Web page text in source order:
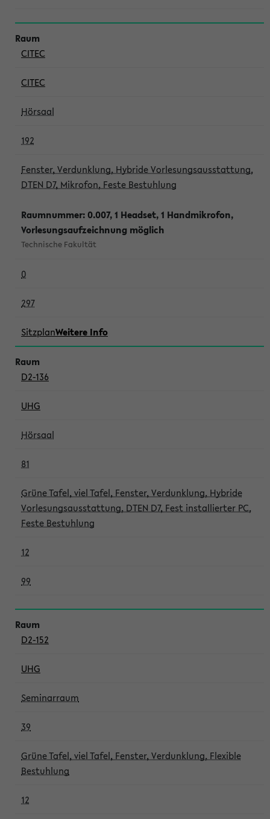
CITEC
CITEC
Hörsaal
192
Fenster, Verdunklung, Hybride Vorlesungsausstattung,
DTEN D7, Mikrofon, Feste Bestuhlung
Raumnummer: 0.007, 1 Headset, 1 Handmikrofon,
Vorlesungsaufzeichnung möglich
Technische Fakultät
0
297
SitzplanWeitere Info
D2-136
UHG
Hörsaal
81
Grüne Tafel, viel Tafel, Fenster, Verdunklung, Hybride
Vorlesungsausstattung, DTEN D7, Fest installierter PC,
Feste Bestuhlung
12
99
D2-152
UHG
Seminarraum
39
Grüne Tafel, viel Tafel, Fenster, Verdunklung, Flexible
Bestuhlung
12